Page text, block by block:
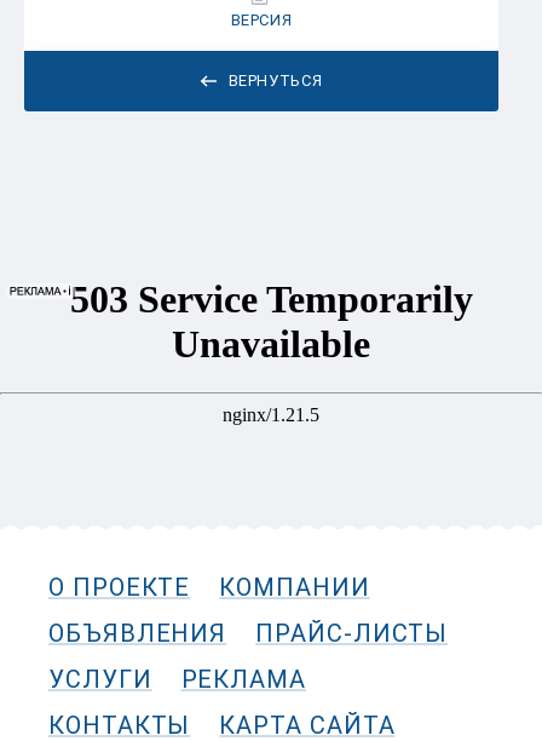
ВЕРНУТЬСЯ
ВЕРСИЯ
О ПРОЕКТЕ
КОМПАНИИ
ОБЪЯВЛЕНИЯ
ПРАЙС-ЛИСТЫ
УСЛУГИ
РЕКЛАМА
КОНТАКТЫ
КАРТА САЙТА